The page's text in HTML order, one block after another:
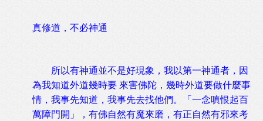
真修道，不必神通
所以有神通並不是好現象，我以第一神通者，因
為我知道外道幾時要 來害佛陀，幾時外道要做什麼事
情，我事先知道，我事先去找他們。「一念嗔恨起百
萬障門開」，有佛自然有魔來磨，有正自然有邪來考